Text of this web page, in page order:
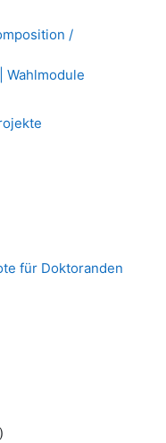
/
Wahlmodule
für Doktoranden
)